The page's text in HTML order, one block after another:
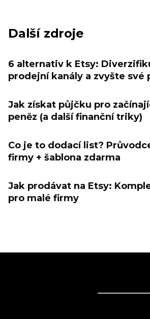
Další zdroje
6 alternativ k Etsy:
prodejní kanály a zvyšte své
Jak získat půjčku pro
peněz (a další finanční triky)
Co je to dodací list?
firmy + šablona zdarma
Jak prodávat na Etsy:
pro malé firmy